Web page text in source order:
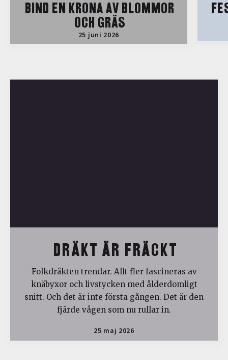
BIND EN KRONA AV BLOMMOR
OCH GRÄS
25 juni 2026
DRÄKT ÄR FRÄCKT
Folkdräkten trendar. Allt fler fascineras av
knäbyxor och livstycken med ålderdomligt
snitt. Och det är inte första gången. Det är den
fjärde vågen som nu rullar in.
25 maj 2026